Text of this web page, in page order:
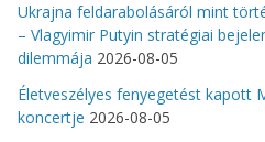
Ukrajna feldarabolásáról mint
– Vlagyimir Putyin stratégiai
dilemmája 2026-08-05
Életveszélyes fenyegetést kapott
koncertje 2026-08-05